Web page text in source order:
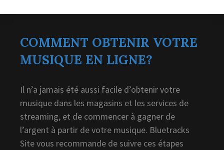
COMMENT OBTENIR VOTRE
MUSIQUE EN LIGNE?
Il n’a jamais été aussi facile d’obtenir votre
musique dans les magasins et les services de
streaming, et de commencer à gagner de
l’argent à partir de votre musique. Bluetracks
Site vous recommande de suivre ces étapes